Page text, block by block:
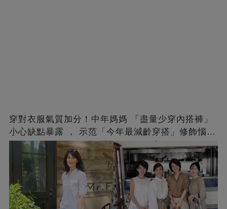
穿對衣服氣質加分！中年媽媽 「盡量少穿內搭褲」
小心缺點暴露 ， 示范「今年最減齡穿搭」修飾惱人
下半身